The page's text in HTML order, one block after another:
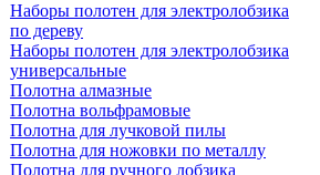
Наборы полотен для электролобзика
по дереву
Наборы полотен для электролобзика
универсальные
Полотна алмазные
Полотна вольфрамовые
Полотна для лучковой пилы
Полотна для ножовки по металлу
Полотна для ручного лобзика